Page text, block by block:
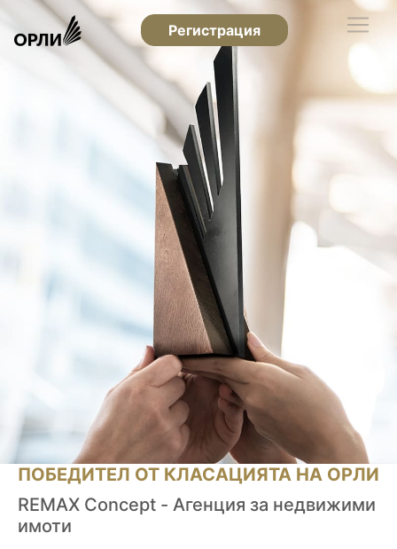
Регистрация
ПОБЕДИТЕЛ ОТ КЛАСАЦИЯТА НА ОРЛИ
REMAX Concept - Агенция за недвижими
имоти